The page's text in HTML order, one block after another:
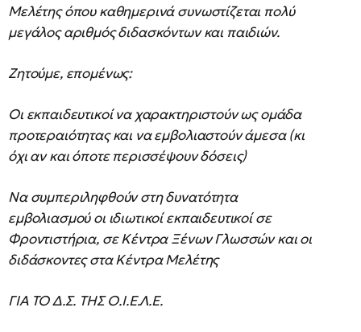
Μελέτης όπου καθημερινά συνωστίζεται πολύ
μεγάλος αριθμός διδασκόντων και παιδιών.
Ζητούμε, επομένως:
Οι εκπαιδευτικοί να χαρακτηριστούν ως ομάδα
προτεραιότητας και να εμβολιαστούν άμεσα (κι
όχι αν και όποτε περισσέψουν δόσεις)
Να συμπεριληφθούν στη δυνατότητα
εμβολιασμού οι ιδιωτικοί εκπαιδευτικοί σε
Φροντιστήρια, σε Κέντρα Ξένων Γλωσσών και οι
διδάσκοντες στα Κέντρα Μελέτης
ΓΙΑ ΤΟ Δ.Σ. ΤΗΣ Ο.Ι.Ε.Λ.Ε.